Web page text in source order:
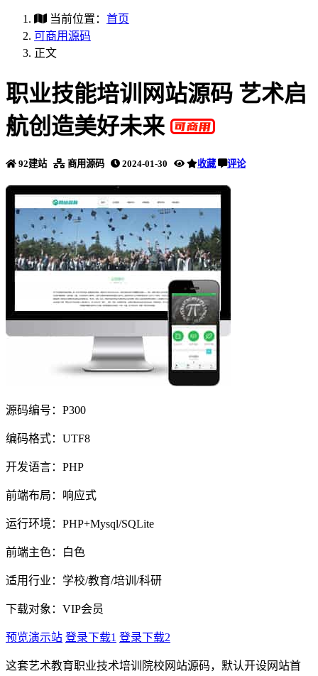
当前位置： 首页
可商用源码
正文
职业技能培训网站源码 艺术启
航创造美好未来
92建站 商用源码 2024-01-30 收藏 评论
源码编号：P300
编码格式：UTF8
开发语言：PHP
前端布局：响应式
运行环境：PHP+Mysql/SQLite
前端主色：白色
适用行业：学校/教育/培训/科研
下载对象：VIP会员
预览演示站 登录下载1 登录下载2
这套艺术教育职业技术培训院校网站源码，默认开设网站首